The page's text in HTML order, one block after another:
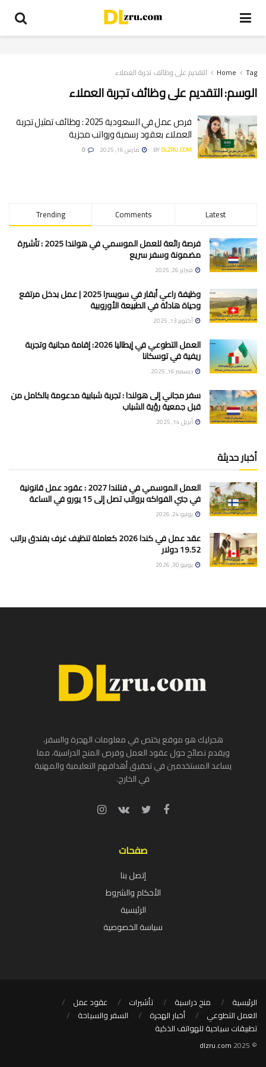
Home Tag التقديم على وظائف تجربة العملاء
الوسم:التقديم على وظائف تجربة العملاء
فرص عمل في السعودية 2025 : وظائف تمثيل تجربة
العملاء بعقود رسمية ورواتب مجزية
BYDLZRU.COM مارس 16, 2025
Trending Comments Latest
فرصة رائعة للعمل الموسمي في هولندا 2025 : تأشيرة
مضمونة وسفر سريع
فبراير 26, 2025
وظيفة راعي أبقار في سويسرا 2025 | عمل بدخل مرتفع
وحياة هادئة في الطبيعة الأوروبية
أكتوبر 13, 2025
العمل التطوعي في إيطاليا 2026: إقامة مجانية وتجربة
ريفية في توسكانا
ديسمبر 16, 2025
سفر مجاني إلى هولندا : تجربة شبابية مدعومة بالكامل من
قبل جمعية رؤية الشباب
أبريل 14, 2025
أخبار حديثة
العمل الموسمي في فنلندا 2027 : عقود عمل قانونية
في جني الفواكه برواتب تصل إلى 15 يورو في الساعة
يوليو 24, 2026
عقد عمل في كندا 2026 كعاملة تنظيف غرف بفندق براتب
19.52 دولار
يونيو 30, 2026
هجرليك هو موقع يختص في معلومات الهجرة والسفر،
ويقدم نصائح حول عقود العمل وفرص المنح الدراسية، مما
يساعد المستخدمين في تحقيق أهدافهم التعليمية والمهنية
في الخارج.
صفحات
إتصل بنا
الأحكام والشروط
الرئيسية
سياسة الخصوصية
الرئيسية منح دراسية تأشيرات
عقود عمل
العمل التطوعي
أخبار الهجرة
السفر والسياحة
تطبيقات سياحية للهواتف الذكية
© 2025
dlzru.com